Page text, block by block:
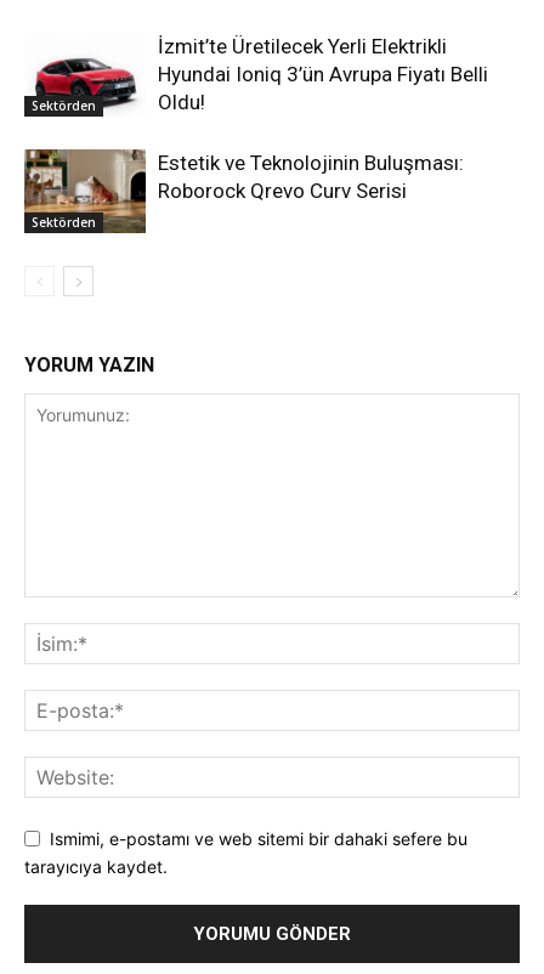
Sektörden
İzmit’te Üretilecek Yerli Elektrikli
Hyundai Ioniq 3’ün Avrupa Fiyatı Belli
Oldu!
Sektörden
Estetik ve Teknolojinin Buluşması:
Roborock Qrevo Curv Serisi
YORUM YAZIN
Ismimi, e-postamı ve web sitemi bir dahaki sefere bu
tarayıcıya kaydet.